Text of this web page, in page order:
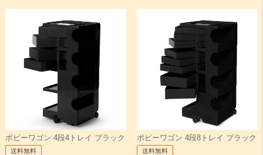
ボビーワゴン 4段4トレイ ブラック
送料無料
ボビーワゴン 4段8トレイ ブラック
送料無料